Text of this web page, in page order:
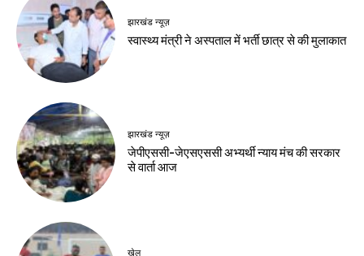
झारखंड न्यूज़
स्वास्थ्य मंत्री ने अस्पताल में भर्ती छात्र से की मुलाकात
झारखंड न्यूज़
जेपीएससी-जेएसएससी अभ्यर्थी न्याय मंच की सरकार
से वार्ता आज
खेल